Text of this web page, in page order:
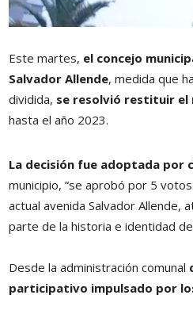
Este martes, el concejo
Salvador Allende, medida que
dividida, se resolvió restituir el
hasta el año 2023.
La decisión fue adoptada
municipio, “se aprobó por 5
actual avenida Salvador Allende,
parte de la historia e identidad
Desde la administración comunal
participativo impulsado por